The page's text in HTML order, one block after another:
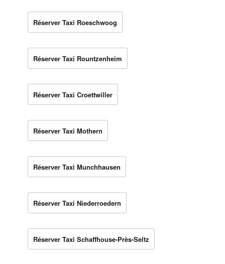
Réserver Taxi Roeschwoog
Réserver Taxi Rountzenheim
Réserver Taxi Croettwiller
Réserver Taxi Mothern
Réserver Taxi Munchhausen
Réserver Taxi Niederroedern
Réserver Taxi Schaffhouse-Près-Seltz